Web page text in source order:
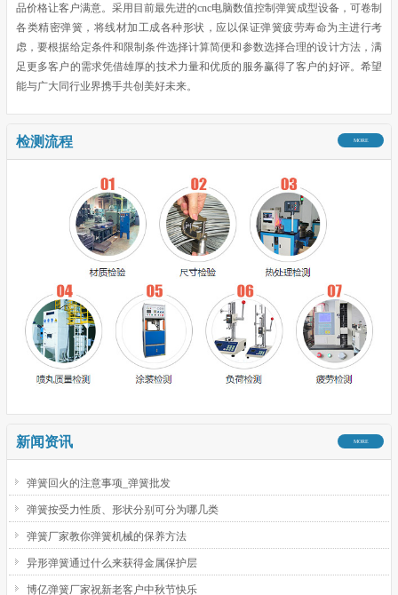
品价格让客户满意。采用目前最先进的cnc电脑数值控制弹簧成型设备，可卷制
各类精密弹簧，将线材加工成各种形状，应以保证弹簧疲劳寿命为主进行考
虑，要根据给定条件和限制条件选择计算简便和参数选择合理的设计方法，满
足更多客户的需求凭借雄厚的技术力量和优质的服务赢得了客户的好评。希望
能与广大同行业界携手共创美好未来。
MORE
检测流程
MORE
新闻资讯
弹簧回火的注意事项_弹簧批发
弹簧按受力性质、形状分别可分为哪几类
弹簧厂家教你弹簧机械的保养方法
异形弹簧通过什么来获得金属保护层
博亿弹簧厂家祝新老客户中秋节快乐